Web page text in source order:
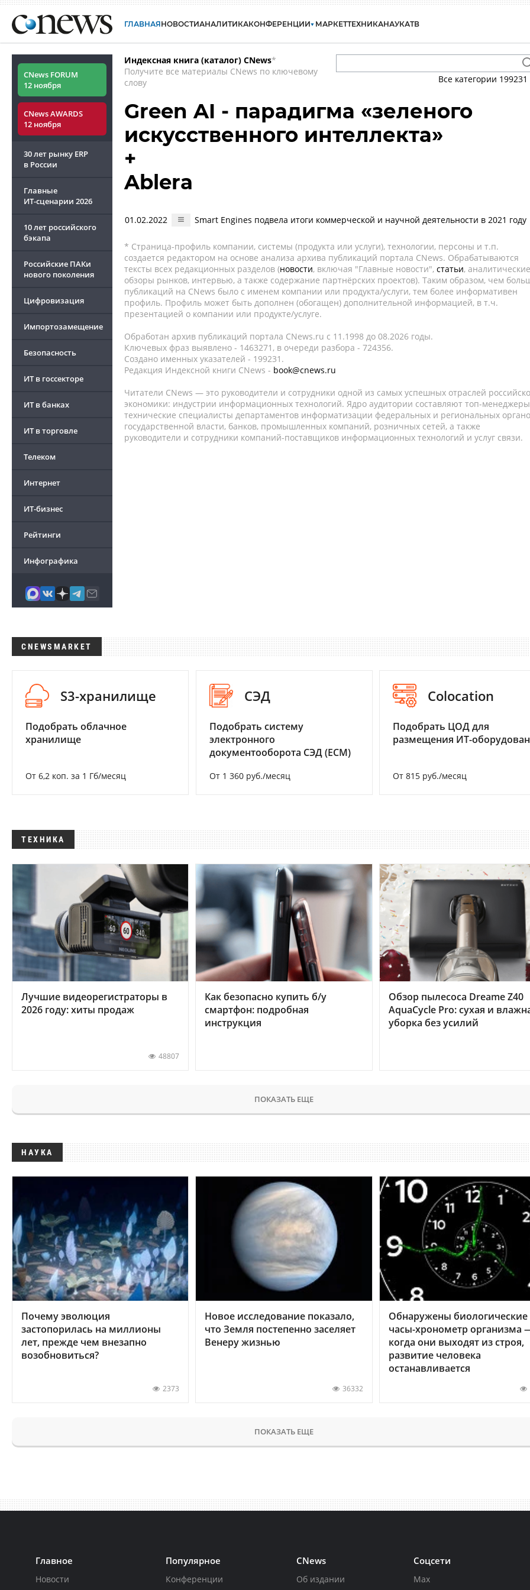
ГЛАВНАЯНОВОСТИАНАЛИТИКАКОНФЕРЕНЦИИ МАРКЕТТЕХНИКАНАУКАТВ
CNews FORUM
12 ноября
CNews AWARDS
12 ноября
30 лет рынку ERP
в России
Главные
ИТ-сценарии 2026
10 лет российского
бэкапа
Российские ПАКи
нового поколения
Цифровизация
Импортозамещение
Безопасность
ИТ в госсекторе
ИТ в банках
ИТ в торговле
Телеком
Интернет
ИТ-бизнес
Рейтинги
Инфографика
Индексная книга (каталог) CNews*
Получите все материалы CNews по ключевому
слову
Все категории 199231
Green AI - парадигма «зеленого
искусственного интеллекта»
+
Ablera
01.02.2022 Smart Engines подвела итоги коммерческой и научной деятельности в 2021 году
* Страница-профиль компании, системы (продукта или услуги), технологии, персоны и т.п.
создается редактором на основе анализа архива публикаций портала CNews. Обрабатываются
тексты всех редакционных разделов (новости, включая "Главные новости", статьи, аналитические
обзоры рынков, интервью, а также содержание партнёрских проектов). Таким образом, чем
публикаций на CNews было с именем компании или продукта/услуги, тем более информативен
профиль. Профиль может быть дополнен (обогащен) дополнительной информацией, в т.ч.
презентацией о компании или продукте/услуге.
Обработан архив публикаций портала CNews.ru c 11.1998 до 08.2026 годы.
Ключевых фраз выявлено - 1463271, в очереди разбора - 724356.
Создано именных указателей - 199231.
Редакция Индексной книги CNews - book@cnews.ru
Читатели CNews — это руководители и сотрудники одной из самых успешных отраслей
экономики: индустрии информационных технологий. Ядро аудитории составляют топ-
технические специалисты департаментов информатизации федеральных и региональных
государственной власти, банков, промышленных компаний, розничных сетей, а также
руководители и сотрудники компаний-поставщиков информационных технологий и услуг связи.
CNEWSMARKET
S3-хранилище
Подобрать облачное
хранилище
От 6,2 коп. за 1 Гб/месяц
СЭД
Подобрать систему
электронного
документооборота СЭД (ECM)
От 1 360 руб./месяц
Colocation
Подобрать ЦОД для
размещения ИТ-
От 815 руб./месяц
ТЕХНИКА
Лучшие видеорегистраторы в
2026 году: хиты продаж
48807
Как безопасно купить б/у
смартфон: подробная
инструкция
Обзор пылесоса Dreame Z40
AquaCycle Pro: сухая и
уборка без усилий
ПОКАЗАТЬ ЕЩЕ
НАУКА
Почему эволюция
застопорилась на миллионы
лет, прежде чем внезапно
возобновиться?
2373
Новое исследование показало,
что Земля постепенно заселяет
Венеру жизнью
36332
Обнаружены биологические
часы-хронометр организма
когда они выходят из строя,
развитие человека
останавливается
ПОКАЗАТЬ ЕЩЕ
Главное
Новости
Популярное
Конференции
CNews
Об издании
Соцсети
Max